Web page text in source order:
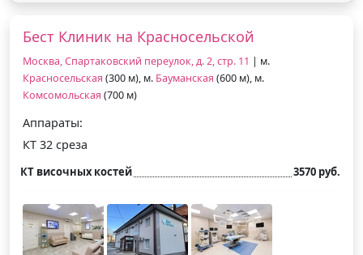
Бест Клиник на Красносельской
Москва, Спартаковский переулок, д. 2, стр. 11 | м.
Красносельская (300 м), м. Бауманская (600 м), м.
Комсомольская (700 м)
Аппараты:
КТ 32 среза
КТ височных костей 3570 руб.